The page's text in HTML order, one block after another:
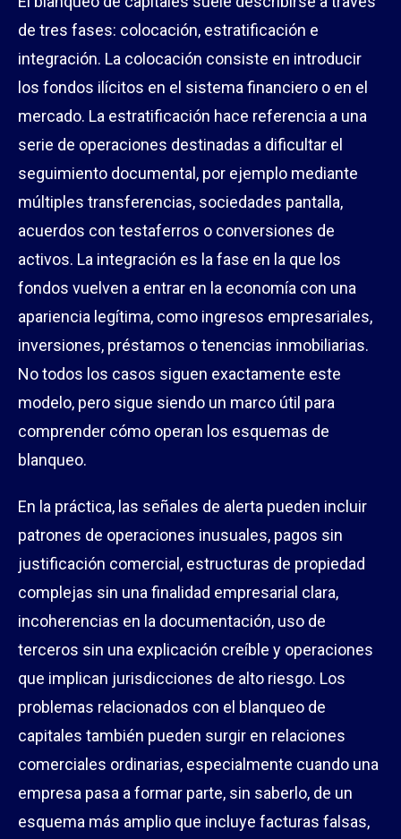
de tres fases: colocación, estratificación e
integración. La colocación consiste en introducir
los fondos ilícitos en el sistema financiero o en el
mercado. La estratificación hace referencia a una
serie de operaciones destinadas a dificultar el
seguimiento documental, por ejemplo mediante
múltiples transferencias, sociedades pantalla,
acuerdos con testaferros o conversiones de
activos. La integración es la fase en la que los
fondos vuelven a entrar en la economía con una
apariencia legítima, como ingresos empresariales,
inversiones, préstamos o tenencias inmobiliarias.
No todos los casos siguen exactamente este
modelo, pero sigue siendo un marco útil para
comprender cómo operan los esquemas de
blanqueo.
En la práctica, las señales de alerta pueden incluir
patrones de operaciones inusuales, pagos sin
justificación comercial, estructuras de propiedad
complejas sin una finalidad empresarial clara,
incoherencias en la documentación, uso de
terceros sin una explicación creíble y operaciones
que implican jurisdicciones de alto riesgo. Los
problemas relacionados con el blanqueo de
capitales también pueden surgir en relaciones
comerciales ordinarias, especialmente cuando una
empresa pasa a formar parte, sin saberlo, de un
esquema más amplio que incluye facturas falsas,